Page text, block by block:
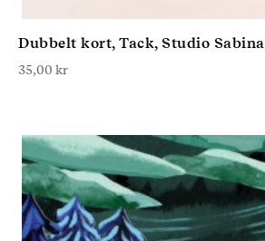
Dubbelt kort, Tack, Studio Sabina
35,00 kr